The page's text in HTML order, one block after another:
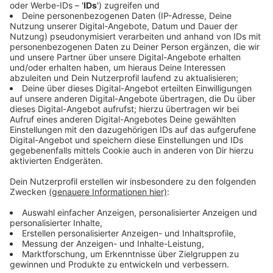
Anzeige
©ANTENNE MÜNSTER
Museumsvertreter:innen aus Münster informierten
sich schon über die Tagung des Museumsbundes.
Anzeige
Messe und Congress Centrum Halle Münsterland
statt. Exkursionen, Arbeitskreise und Abendempfänge
gibt es auch in den beiden LWL-Museen für Kunst und
Kultur und Naturkunde in Münster.
Anzeige